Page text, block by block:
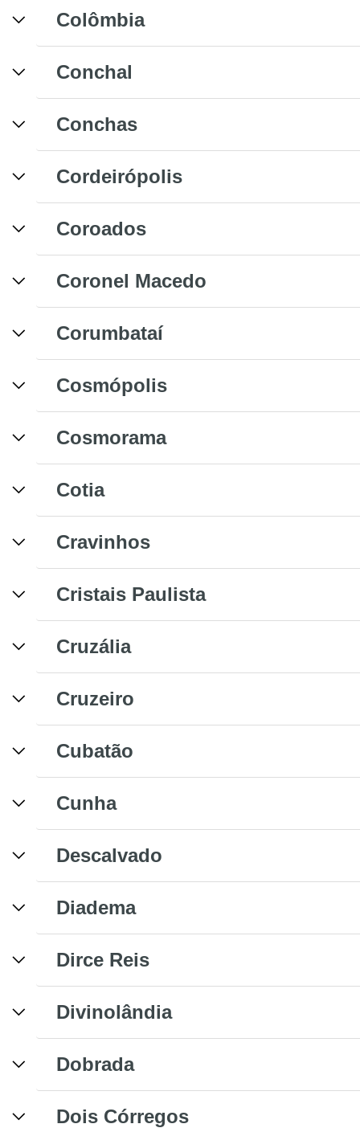
Colômbia
Conchal
Conchas
Cordeirópolis
Coroados
Coronel Macedo
Corumbataí
Cosmópolis
Cosmorama
Cotia
Cravinhos
Cristais Paulista
Cruzália
Cruzeiro
Cubatão
Cunha
Descalvado
Diadema
Dirce Reis
Divinolândia
Dobrada
Dois Córregos